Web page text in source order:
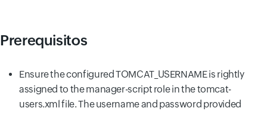
Prerequisitos
Ensure the configured TOMCAT_USERNAME is rightly
assigned to the manager-script role in the tomcat-
users.xml file. The username and password provided